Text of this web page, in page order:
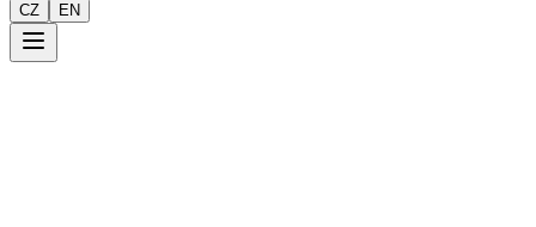
CZ
EN